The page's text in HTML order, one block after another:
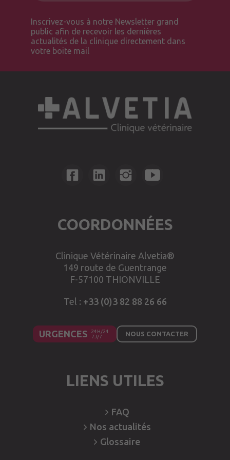
Inscrivez-vous à notre Newsletter grand
public afin de recevoir les dernières
actualités de la clinique directement dans
votre boite mail
COORDONNÉES
Clinique Vétérinaire Alvetia®
149 route de Guentrange
F-57100 THIONVILLE
Tel : +33 (0)3 82 88 26 66
URGENCES NOUS CONTACTER
LIENS UTILES
FAQ
Nos actualités
Glossaire